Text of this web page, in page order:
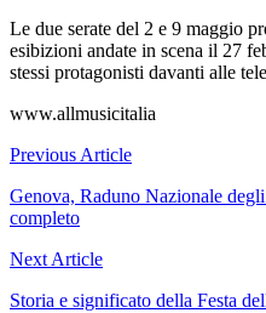
Le due serate del 2 e 9 maggio
esibizioni andate in scena il 27
stessi protagonisti davanti alle
www.allmusicitalia
Navigazione
articoli
Previous Article
Genova, Raduno Nazionale
completo
Next Article
Storia e significato della Festa